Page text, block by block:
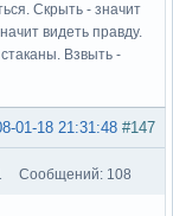
Скрыть - значит
видеть правду.
Взвыть -
#147
01-18 21:31:48
Сообщений: 108